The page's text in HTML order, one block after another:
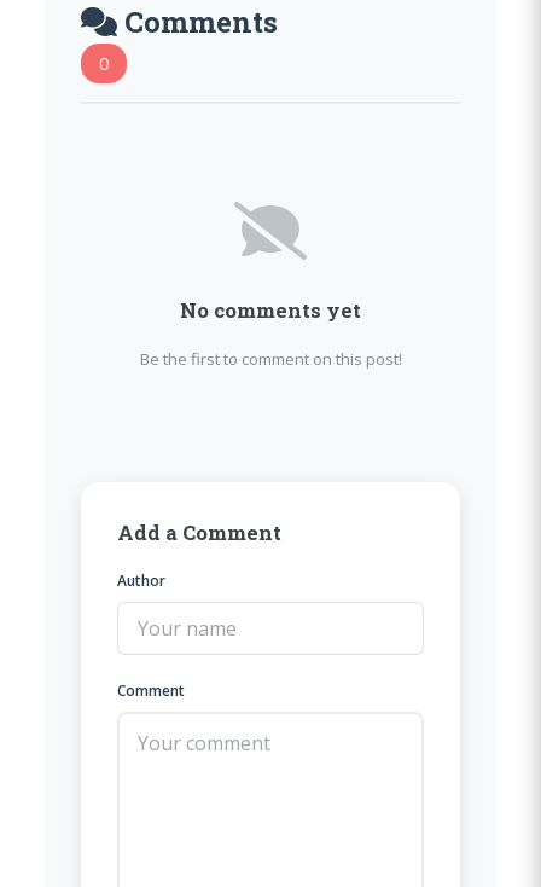
Comments
0
No comments yet
Be the first to comment on this post!
Add a Comment
Author
Comment